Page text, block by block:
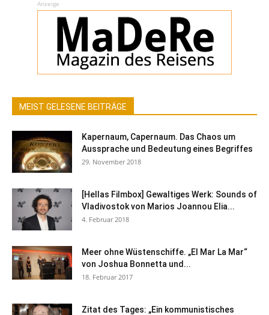
Anzeige
MEIST GELESENE BEITRÄGE
Kapernaum, Capernaum. Das Chaos um
Aussprache und Bedeutung eines Begriffes
29. November 2018
[Hellas Filmbox] Gewaltiges Werk: Sounds of
Vladivostok von Marios Joannou Elia...
4. Februar 2018
Meer ohne Wüstenschiffe. „El Mar La Mar“
von Joshua Bonnetta und...
18. Februar 2017
Zitat des Tages: „Ein kommunistisches